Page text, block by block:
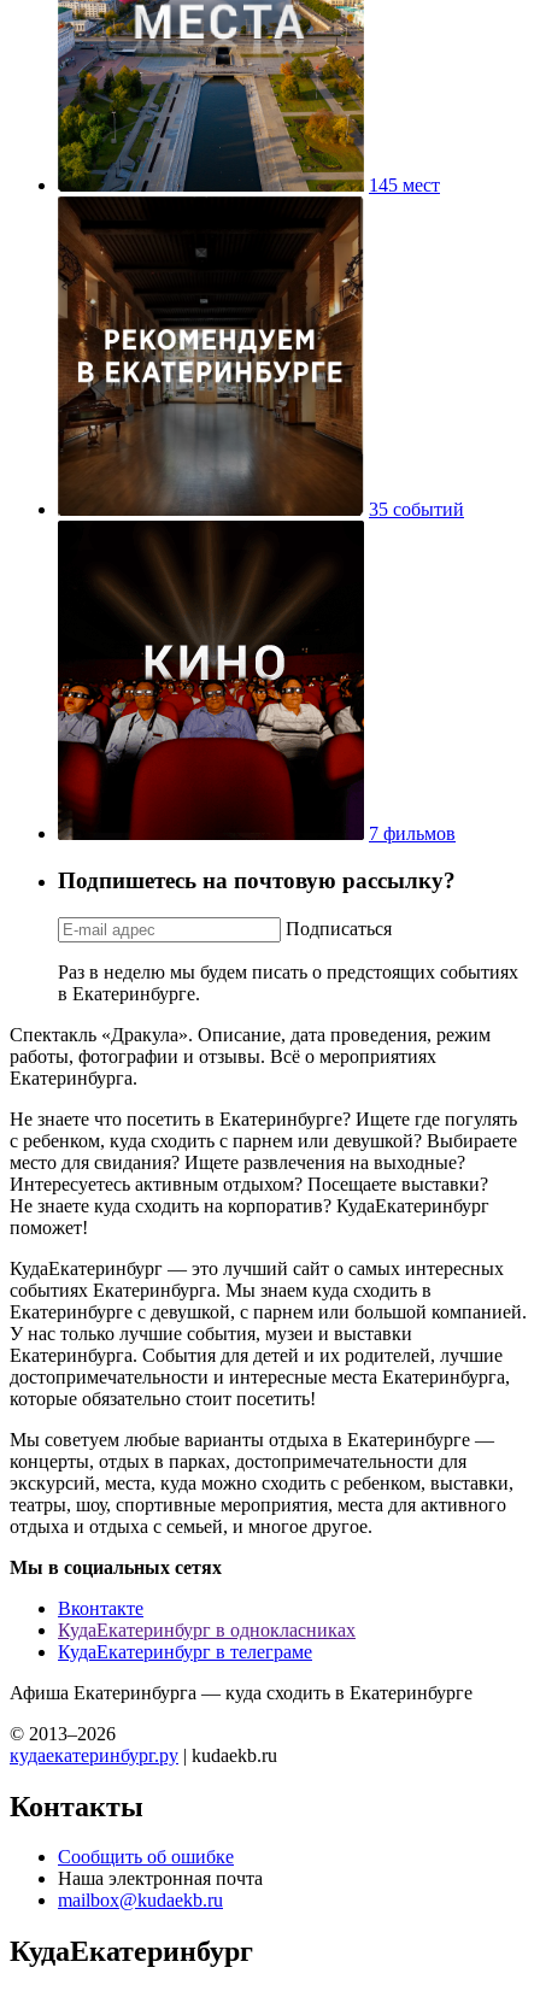
145 мест
35 событий
7 фильмов
Подпишетесь на почтовую рассылку?
Подписаться
Раз в неделю мы будем писать о предстоящих событиях
в Екатеринбурге.
Спектакль «Дракула». Описание, дата проведения, режим
работы, фотографии и отзывы. Всё о мероприятиях
Екатеринбурга.
Не знаете что посетить в Екатеринбурге? Ищете где погулять
с ребенком, куда сходить с парнем или девушкой? Выбираете
место для свидания? Ищете развлечения на выходные?
Интересуетесь активным отдыхом? Посещаете выставки?
Не знаете куда сходить на корпоратив? КудаЕкатеринбург
поможет!
КудаЕкатеринбург — это лучший сайт о самых интересных
событиях Екатеринбурга. Мы знаем куда сходить в
Екатеринбурге с девушкой, с парнем или большой компанией.
У нас только лучшие события, музеи и выставки
Екатеринбурга. События для детей и их родителей, лучшие
достопримечательности и интересные места Екатеринбурга,
которые обязательно стоит посетить!
Мы советуем любые варианты отдыха в Екатеринбурге —
концерты, отдых в парках, достопримечательности для
экскурсий, места, куда можно сходить с ребенком, выставки,
театры, шоу, спортивные мероприятия, места для активного
отдыха и отдыха с семьей, и многое другое.
Мы в социальных сетях
Вконтакте
КудаЕкатеринбург в однокласниках
КудаЕкатеринбург в телеграме
Афиша Екатеринбурга — куда сходить в Екатеринбурге
© 2013–2026
кудаекатеринбург.ру | kudaekb.ru
Контакты
Сообщить об ошибке
Наша электронная почта
mailbox@kudaekb.ru
КудаЕкатеринбург